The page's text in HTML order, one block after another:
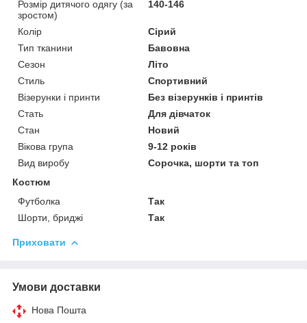
Розмір дитячого одягу (за
зростом)
140-146
Колір
Сірий
Тип тканини
Бавовна
Сезон
Літо
Стиль
Спортивний
Візерунки і принти
Без візерунків і принтів
Стать
Для дівчаток
Стан
Новий
Вікова група
9-12 років
Вид виробу
Сорочка, шорти та топ
Костюм
Футболка
Так
Шорти, бриджі
Так
Приховати
Умови доставки
Нова Пошта